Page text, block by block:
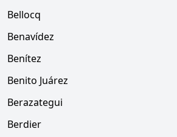
Bellocq
Benavídez
Benítez
Benito Juárez
Berazategui
Berdier